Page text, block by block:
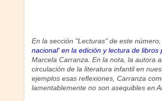
En la sección "Lecturas" de este
nacional' en la edición y lectura de libros
Marcela Carranza. En la nota, la autora
circulación de la literatura infantil en
ejemplos esas reflexiones, Carranza
lamentablemente no son asequibles en